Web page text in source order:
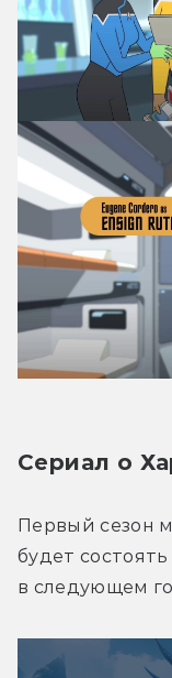
Сериал о
Первый сезон
будет
в следующем